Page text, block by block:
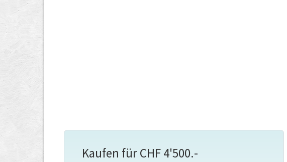
Kaufen für CHF 4'500.-